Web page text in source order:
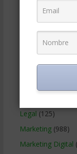
Ciencias
Contabilidad(466)
Educacion
Estrategia
Finanzas
Legal (125)
Marketing(988)
Marketing Digital